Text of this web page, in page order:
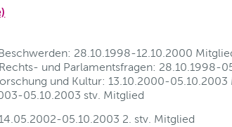
28.10.1998-12.10.2000
und Parlamentsfragen: 28.10.1998-
und Kultur: 13.10.2000-05.10.2003
05.10.2003 stv. Mitglied
05.10.2003 2. stv. Mitglied